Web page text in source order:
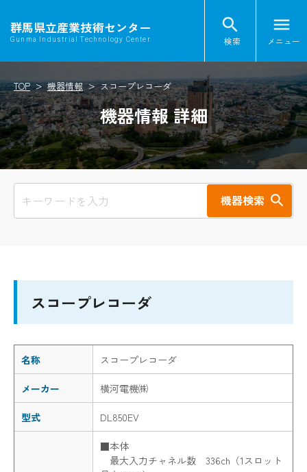
群馬県立産業技術センター
Gunma Industrial Technology Center
search
検索
menu
メニュー
TOP 機器情報 スコープレコーダ
機器情報 詳細
機器検索
スコープレコーダ
名称 スコープレコーダ
メーカー 横河電機㈱
型式 DL850EV
■本体
最大入力チャネル数 336ch（1スロット